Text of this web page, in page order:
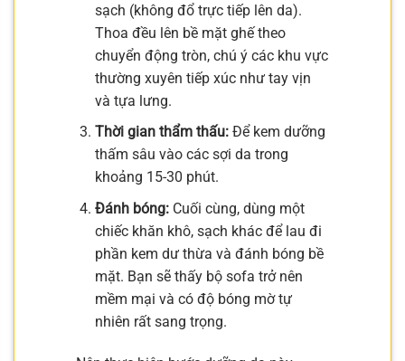
sạch (không đổ trực tiếp lên da).
Thoa đều lên bề mặt ghế theo
chuyển động tròn, chú ý các khu vực
thường xuyên tiếp xúc như tay vịn
và tựa lưng.
Thời gian thẩm thấu:Để kem dưỡng
thấm sâu vào các sợi da trong
khoảng 15-30 phút.
Đánh bóng:Cuối cùng, dùng một
chiếc khăn khô, sạch khác để lau đi
phần kem dư thừa và đánh bóng bề
mặt. Bạn sẽ thấy bộ sofa trở nên
mềm mại và có độ bóng mờ tự
nhiên rất sang trọng.